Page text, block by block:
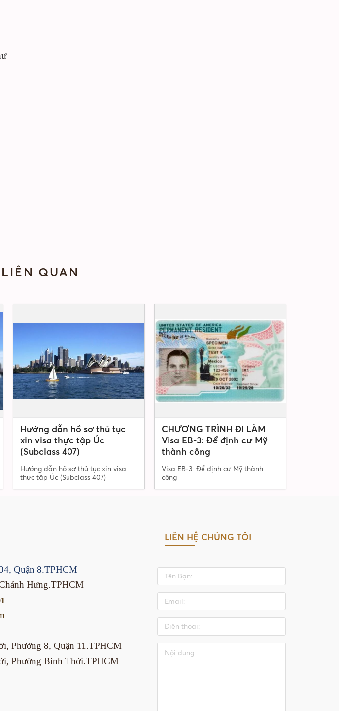
QUAN
Hướng dẫn hồ sơ thủ tục
xin visa thực tập Úc
(Subclass 407)
Hướng dẫn hồ sơ thủ tục xin visa
thực tập Úc (Subclass 407)
CHƯƠNG TRÌNH ĐI LÀM
Visa EB-3: Để định cư Mỹ
thành công
Visa EB-3: Để định cư Mỹ thành
công
Quận 8.TPHCM
Hưng.TPHCM
Phường 8, Quận 11.TPHCM
Phường Bình Thới.TPHCM
LIÊN HỆ CHÚNG TÔI